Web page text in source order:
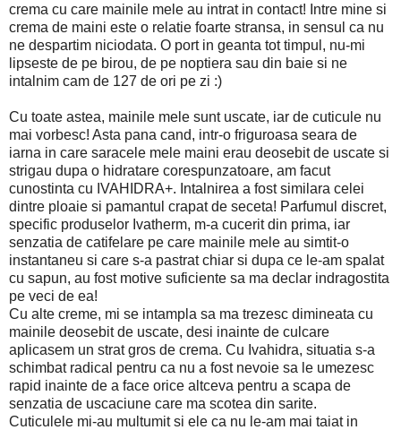
crema cu care mainile mele au intrat in contact! Intre mine si
crema de maini este o relatie foarte stransa, in sensul ca nu
ne despartim niciodata. O port in geanta tot timpul, nu-mi
lipseste de pe birou, de pe noptiera sau din baie si ne
intalnim cam de 127 de ori pe zi :)
Cu toate astea, mainile mele sunt uscate, iar de cuticule nu
mai vorbesc! Asta pana cand, intr-o friguroasa seara de
iarna in care saracele mele maini erau deosebit de uscate si
strigau dupa o hidratare corespunzatoare, am facut
cunostinta cu IVAHIDRA+. Intalnirea a fost similara celei
dintre ploaie si pamantul crapat de seceta! Parfumul discret,
specific produselor Ivatherm, m-a cucerit din prima, iar
senzatia de catifelare pe care mainile mele au simtit-o
instantaneu si care s-a pastrat chiar si dupa ce le-am spalat
cu sapun, au fost motive suficiente sa ma declar indragostita
pe veci de ea!
Cu alte creme, mi se intampla sa ma trezesc dimineata cu
mainile deosebit de uscate, desi inainte de culcare
aplicasem un strat gros de crema. Cu Ivahidra, situatia s-a
schimbat radical pentru ca nu a fost nevoie sa le umezesc
rapid inainte de a face orice altceva pentru a scapa de
senzatia de uscaciune care ma scotea din sarite.
Cuticulele mi-au multumit si ele ca nu le-am mai taiat in